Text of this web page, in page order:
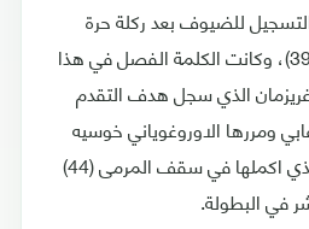
التسجيل للضيوف بعد ركلة حرة
نفذها التركي ايمري مور (39)، وكانت الكلمة الفصل في هذا
الذي سجل هدف التقدم
ومررها الاوروغوياني خوسيه
خيمينيز برأسه للفرنسي الذي اكملها في سقف المرمى (44)
في البطولة.